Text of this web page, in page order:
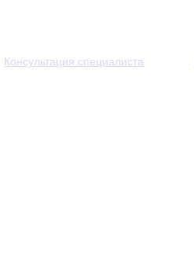
Консультация специалиста